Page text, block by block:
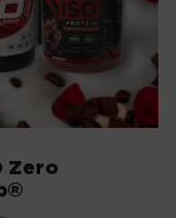
Zero